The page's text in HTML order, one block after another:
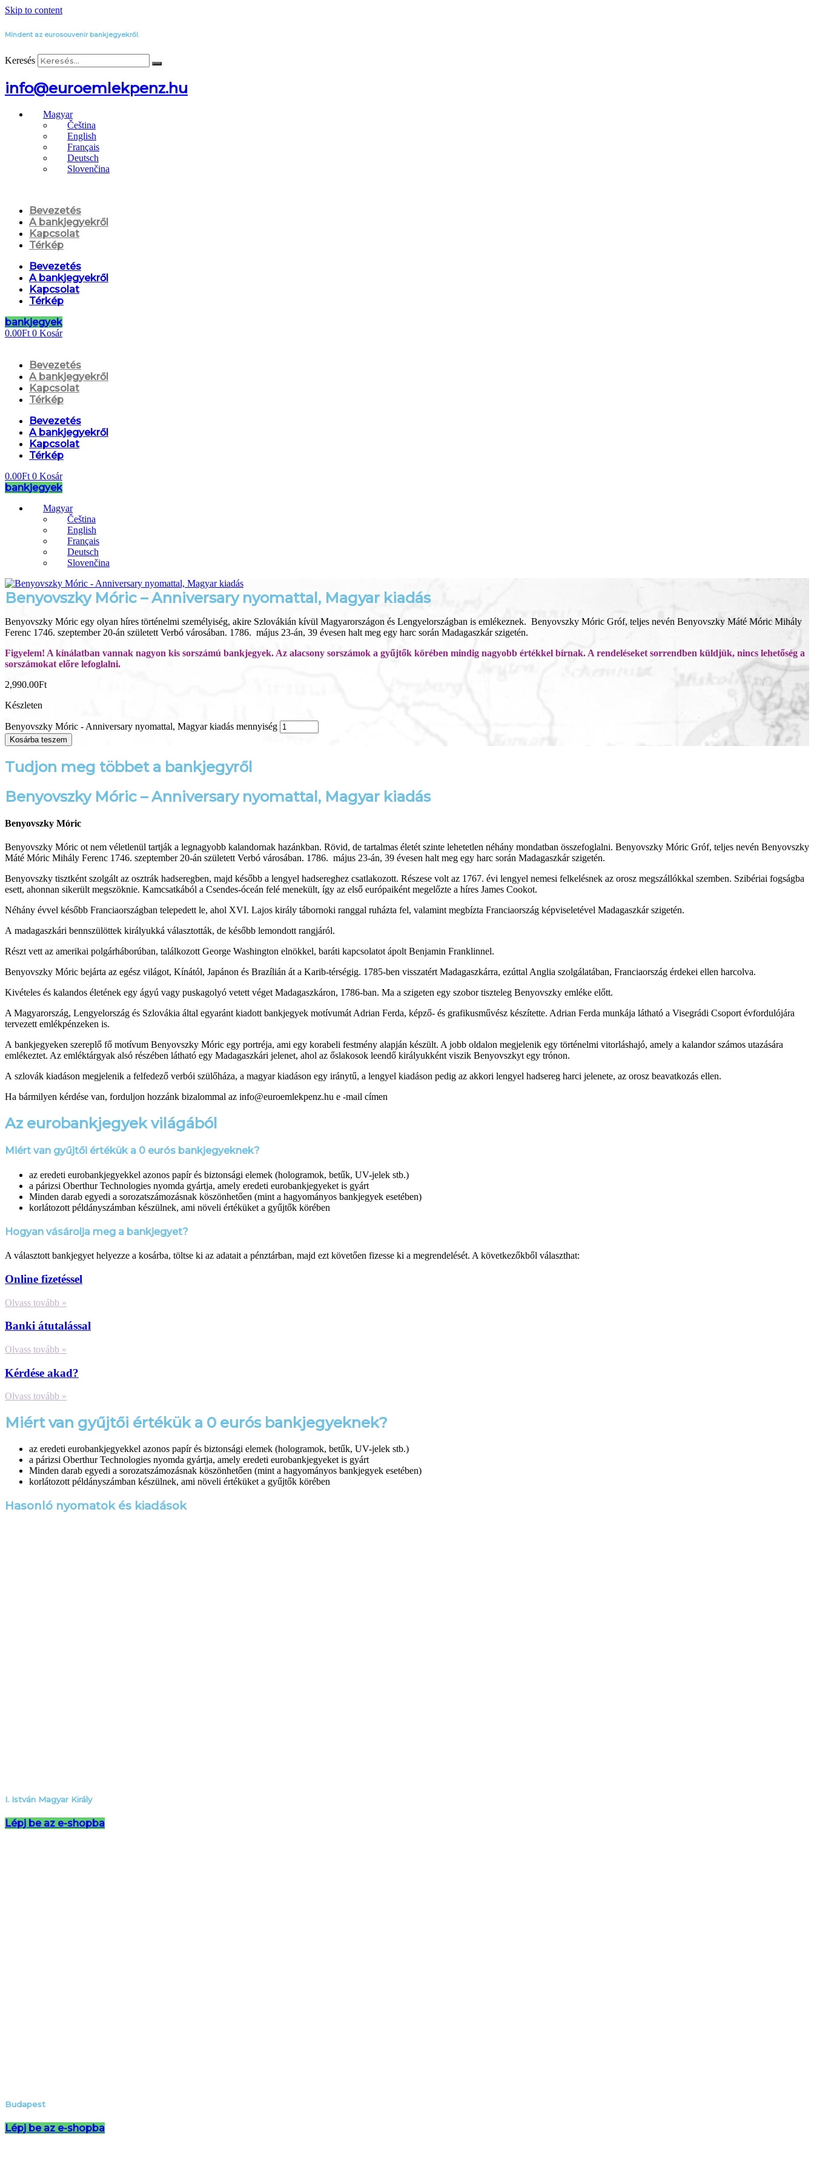
Skip to content
Mindent az eurosouvenir bankjegyekről.
Keresés
info@euroemlekpenz.hu
Magyar
Čeština
English
Français
Deutsch
Slovenčina
Bevezetés
A bankjegyekről
Kapcsolat
Térkép
Bevezetés
A bankjegyekről
Kapcsolat
Térkép
bankjegyek
0.00Ft 0 Kosár
Bevezetés
A bankjegyekről
Kapcsolat
Térkép
Bevezetés
A bankjegyekről
Kapcsolat
Térkép
0.00Ft 0 Kosár
bankjegyek
Magyar
Čeština
English
Français
Deutsch
Slovenčina
Benyovszky Móric – Anniversary nyomattal, Magyar kiadás
Benyovszky Móric egy olyan híres történelmi személyiség, akire Szlovákián kívül Magyarországon és Lengyelországban is emlékeznek. Benyovszky Móric Gróf, teljes nevén Benyovszky Máté Móric Mihály
Ferenc 1746. szeptember 20-án született Verbó városában. 1786. május 23-án, 39 évesen halt meg egy harc során Madagaszkár szigetén.
Figyelem! A kínálatban vannak nagyon kis sorszámú bankjegyek. Az alacsony sorszámok a gyűjtők körében mindig nagyobb értékkel bírnak. A rendeléseket sorrendben küldjük, nincs lehetőség a
sorszámokat előre lefoglalni.
2,990.00Ft
Készleten
Benyovszky Móric - Anniversary nyomattal, Magyar kiadás mennyiség
Kosárba teszem
Tudjon meg többet a bankjegyről
Benyovszky Móric – Anniversary nyomattal, Magyar kiadás
Benyovszky Móric
Benyovszky Móric ot nem véletlenül tartják a legnagyobb kalandornak hazánkban. Rövid, de tartalmas életét szinte lehetetlen néhány mondatban összefoglalni. Benyovszky Móric Gróf, teljes nevén Benyovszky
Máté Móric Mihály Ferenc 1746. szeptember 20-án született Verbó városában. 1786. május 23-án, 39 évesen halt meg egy harc során Madagaszkár szigetén.
Benyovszky tisztként szolgált az osztrák hadseregben, majd később a lengyel hadsereghez csatlakozott. Részese volt az 1767. évi lengyel nemesi felkelésnek az orosz megszállókkal szemben. Szibériai fogságba
esett, ahonnan sikerült megszöknie. Kamcsatkából a Csendes-óceán felé menekült, így az első európaiként megelőzte a híres James Cookot.
Néhány évvel később Franciaországban telepedett le, ahol XVI. Lajos király tábornoki ranggal ruházta fel, valamint megbízta Franciaország képviseletével Madagaszkár szigetén.
A madagaszkári bennszülöttek királyukká választották, de később lemondott rangjáról.
Részt vett az amerikai polgárháborúban, találkozott George Washington elnökkel, baráti kapcsolatot ápolt Benjamin Franklinnel.
Benyovszky Móric bejárta az egész világot, Kínától, Japánon és Brazílián át a Karib-térségig. 1785-ben visszatért Madagaszkárra, ezúttal Anglia szolgálatában, Franciaország érdekei ellen harcolva.
Kivételes és kalandos életének egy ágyú vagy puskagolyó vetett véget Madagaszkáron, 1786-ban. Ma a szigeten egy szobor tiszteleg Benyovszky emléke előtt.
A Magyarország, Lengyelország és Szlovákia által egyaránt kiadott bankjegyek motívumát Adrian Ferda, képző- és grafikusművész készítette. Adrian Ferda munkája látható a Visegrádi Csoport évfordulójára
tervezett emlékpénzeken is.
A bankjegyeken szereplő fő motívum Benyovszky Móric egy portréja, ami egy korabeli festmény alapján készült. A jobb oldalon megjelenik egy történelmi vitorláshajó, amely a kalandor számos utazására
emlékeztet. Az emléktárgyak alsó részében látható egy Madagaszkári jelenet, ahol az őslakosok leendő királyukként viszik Benyovszkyt egy trónon.
A szlovák kiadáson megjelenik a felfedező verbói szülőháza, a magyar kiadáson egy iránytű, a lengyel kiadáson pedig az akkori lengyel hadsereg harci jelenete, az orosz beavatkozás ellen.
Ha bármilyen kérdése van, forduljon hozzánk bizalommal az info@euroemlekpenz.hu e -mail címen
Az eurobankjegyek világából
Miért van gyűjtői értékük a 0 eurós bankjegyeknek?
az eredeti eurobankjegyekkel azonos papír és biztonsági elemek (hologramok, betűk, UV-jelek stb.)
a párizsi Oberthur Technologies nyomda gyártja, amely eredeti eurobankjegyeket is gyárt
Minden darab egyedi a sorozatszámozásnak köszönhetően (mint a hagyományos bankjegyek esetében)
korlátozott példányszámban készülnek, ami növeli értéküket a gyűjtők körében
Hogyan vásárolja meg a bankjegyet?
A választott bankjegyet helyezze a kosárba, töltse ki az adatait a pénztárban, majd ezt követően fizesse ki a megrendelését. A következőkből választhat:
Online fizetéssel
Olvass tovább »
Banki átutalással
Olvass tovább »
Kérdése akad?
Olvass tovább »
Miért van gyűjtői értékük a 0 eurós bankjegyeknek?
az eredeti eurobankjegyekkel azonos papír és biztonsági elemek (hologramok, betűk, UV-jelek stb.)
a párizsi Oberthur Technologies nyomda gyártja, amely eredeti eurobankjegyeket is gyárt
Minden darab egyedi a sorozatszámozásnak köszönhetően (mint a hagyományos bankjegyek esetében)
korlátozott példányszámban készülnek, ami növeli értéküket a gyűjtők körében
Hasonló nyomatok és kiadások
I. István Magyar Király
Lépj be az e-shopba
Budapest
Lépj be az e-shopba